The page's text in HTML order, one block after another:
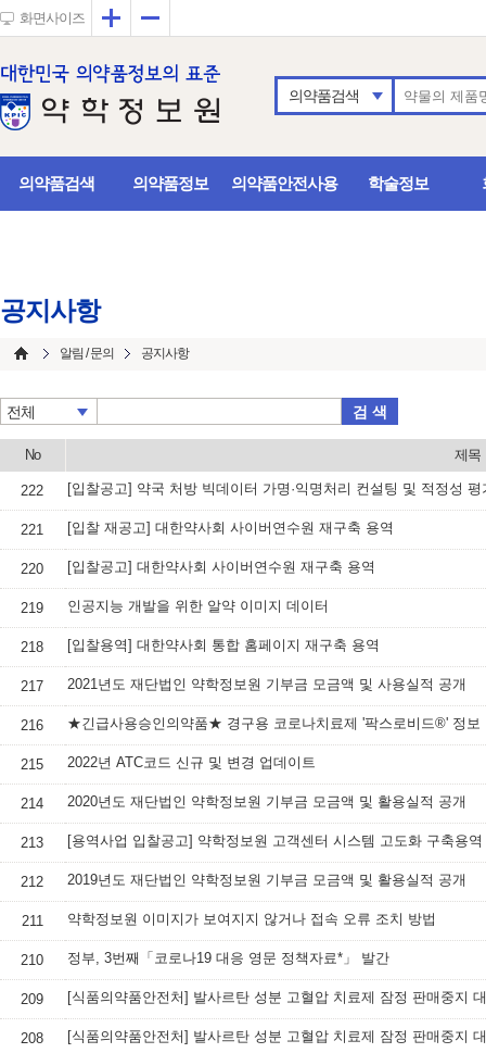
화면사이즈 확대
의약품검색
의약품검색 의약품정보 의약품안전사용 학술정보
공지사항
알림 / 문의 공지사항
전체 검 색
No 제목
222 [입찰공고] 약국 처방 빅데이터 가명·익명처리 컨설팅 및 적정성 평
221 [입찰 재공고] 대한약사회 사이버연수원 재구축 용역
220 [입찰공고] 대한약사회 사이버연수원 재구축 용역
219 인공지능 개발을 위한 알약 이미지 데이터
218 [입찰용역] 대한약사회 통합 홈페이지 재구축 용역
217 2021년도 재단법인 약학정보원 기부금 모금액 및 사용실적 공개
216 ★긴급사용승인의약품★ 경구용 코로나치료제 '팍스로비드®' 정보
215 2022년 ATC코드 신규 및 변경 업데이트
214 2020년도 재단법인 약학정보원 기부금 모금액 및 활용실적 공개
213 [용역사업 입찰공고] 약학정보원 고객센터 시스템 고도화 구축용역
212 2019년도 재단법인 약학정보원 기부금 모금액 및 활용실적 공개
211 약학정보원 이미지가 보여지지 않거나 접속 오류 조치 방법
210 정부, 3번째「코로나19 대응 영문 정책자료*」 발간
209
208